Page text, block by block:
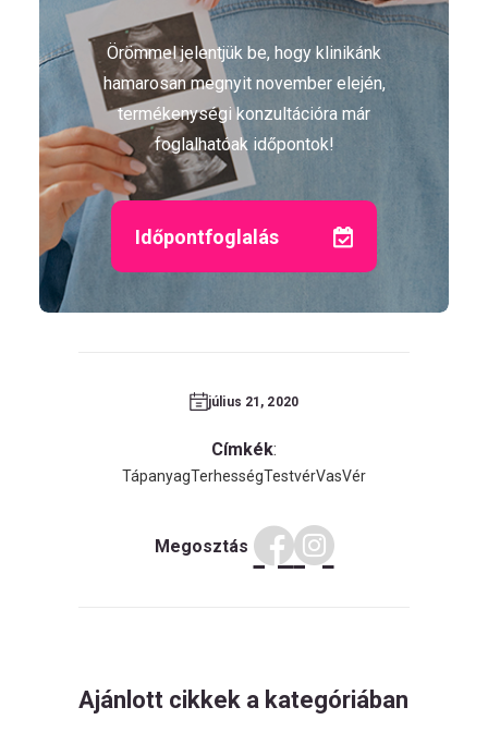
Örömmel jelentjük be, hogy klinikánk
hamarosan megnyit november elején,
termékenységi konzultációra már
foglalhatóak időpontok!
Időpontfoglalás
július 21, 2020
Címkék:
TápanyagTerhességTestvérVasVér
Megosztás
Ajánlott cikkek a kategóriában